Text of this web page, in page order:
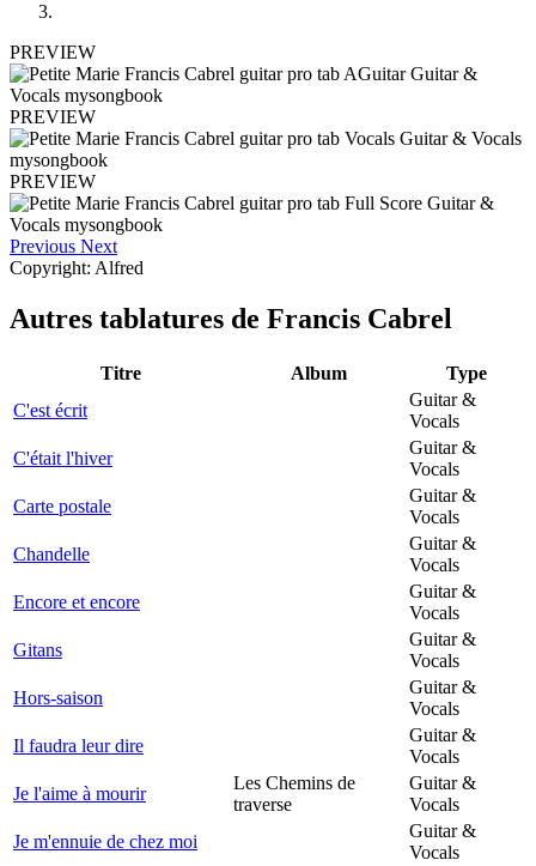
PREVIEW
PREVIEW
PREVIEW
Previous Next
Copyright: Alfred
Autres tablatures de Francis Cabrel
Titre Album
Type
C'est écrit
Guitar &
Vocals
C'était l'hiver
Guitar &
Vocals
Carte postale
Guitar &
Vocals
Chandelle
Guitar &
Vocals
Encore et encore
Guitar &
Vocals
Gitans
Guitar &
Vocals
Hors-saison
Guitar &
Vocals
Il faudra leur dire
Guitar &
Vocals
Je l'aime à mourir
Les Chemins de
traverse
Guitar &
Vocals
Je m'ennuie de chez moi
Guitar &
Vocals